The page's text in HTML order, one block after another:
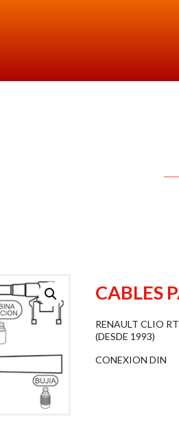
CABLES
RENAULT CLIO
(DESDE 1993)
CONEXION DIN